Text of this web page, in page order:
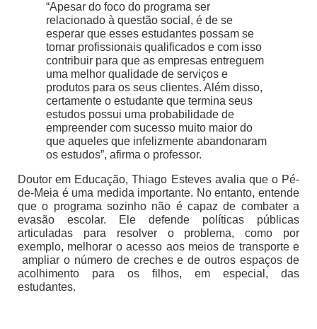
“Apesar do foco do programa ser
relacionado à questão social, é de se
esperar que esses estudantes possam se
tornar profissionais qualificados e com isso
contribuir para que as empresas entreguem
uma melhor qualidade de serviços e
produtos para os seus clientes. Além disso,
certamente o estudante que termina seus
estudos possui uma probabilidade de
empreender com sucesso muito maior do
que aqueles que infelizmente abandonaram
os estudos”, afirma o professor.
Doutor em Educação, Thiago Esteves avalia que o Pé-
de-Meia é uma medida importante. No entanto, entende
que o programa sozinho não é capaz de combater a
evasão escolar. Ele defende políticas públicas
articuladas para resolver o problema, como por
exemplo, melhorar o acesso aos meios de transporte e
ampliar o número de creches e de outros espaços de
acolhimento para os filhos, em especial, das
estudantes.